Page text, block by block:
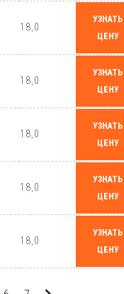
18,0
УЗНАТЬ
ЦЕНУ
18,0
УЗНАТЬ
ЦЕНУ
18,0
УЗНАТЬ
ЦЕНУ
18,0
УЗНАТЬ
ЦЕНУ
18,0
УЗНАТЬ
ЦЕНУ